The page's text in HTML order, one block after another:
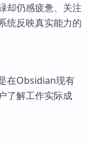
却仍感疲惫、关注
统反映真实能力的
在Obsidian现有
了解工作实际成